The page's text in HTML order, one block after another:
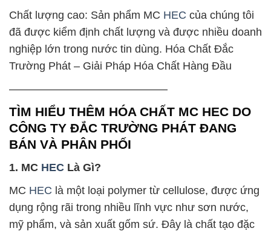
Chất lượng cao: Sản phẩm MC HEC của chúng tôi
đã được kiểm định chất lượng và được nhiều doanh
nghiệp lớn trong nước tin dùng. Hóa Chất Đắc
Trường Phát – Giải Pháp Hóa Chất Hàng Đầu
——————————————–
TÌM HIỂU THÊM HÓA CHẤT MC HEC DO
CÔNG TY ĐẮC TRƯỜNG PHÁT ĐANG
BÁN VÀ PHÂN PHỐI
1. MC HEC Là Gì?
MC HEC là một loại polymer từ cellulose, được ứng
dụng rộng rãi trong nhiều lĩnh vực như sơn nước,
mỹ phẩm, và sản xuất gốm sứ. Đây là chất tạo đặc